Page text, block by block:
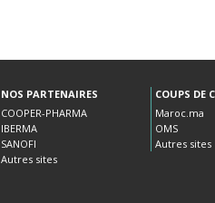
NOS PARTENAIRES
COOPER-PHARMA
IBERMA
SANOFI
Autres sites
COUPS DE
Maroc.ma
OMS
Autres sites